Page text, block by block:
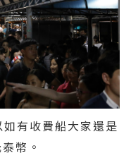
有收費船大家還是
幣。